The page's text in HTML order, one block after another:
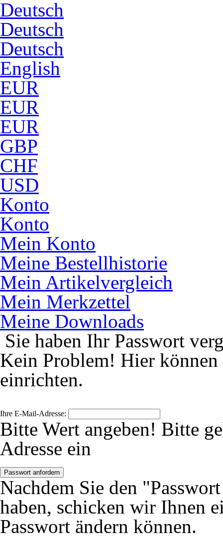
Deutsch
Deutsch
Deutsch
English
EUR
EUR
EUR
GBP
CHF
USD
Konto
Konto
Mein Konto
Meine Bestellhistorie
Mein Artikelvergleich
Mein Merkzettel
Meine Downloads
Sie haben Ihr Passwort
Kein Problem! Hier können
einrichten.
Ihre E-Mail-Adresse:
Bitte Wert angeben! Bitte
Adresse ein
Passwort anfordern
Nachdem Sie den
haben, schicken wir Ihnen
Passwort ändern können.